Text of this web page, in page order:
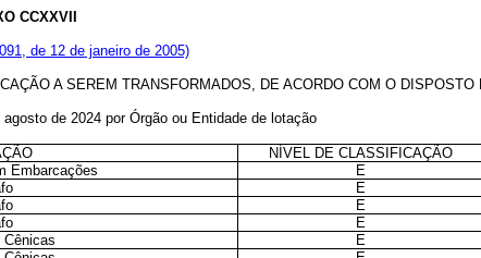
CCXXVII
de 12 de janeiro de 2005)
A SEREM TRANSFORMADOS, DE ACORDO COM O DISPOSTO
de 2024 por Órgão ou Entidade de lotação
NÍVEL DE CLASSIFICAÇÃO
Embarcações E
E
E
E
Cênicas E